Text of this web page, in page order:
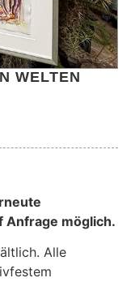
WELTEN
Anfrage möglich.
Alle